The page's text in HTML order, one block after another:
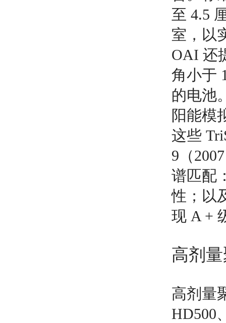
至 4.5
室，以
OAI 还
角小于
的电池
阳能模
这些
9（
谱匹配
性；以
现 A +
高剂
高剂量
HD500